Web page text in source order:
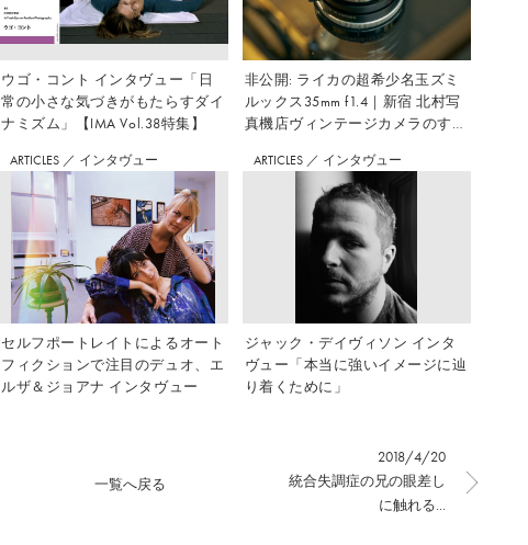
ウゴ・コント インタヴュー「日
常の小さな気づきがもたらすダイ
ナミズム」【IMA Vol.38特集】
非公開: ライカの超希少名玉ズミ
ルックス35mm f1.4｜新宿 北村写
真機店ヴィンテージカメラのすす
ARTICLES ／ インタヴュー
セルフポートレイトによるオート
フィクションで注目のデュオ、エ
ルザ＆ジョアナ インタヴュー
ARTICLES ／ インタヴュー
ジャック・デイヴィソン インタ
ヴュー「本当に強いイメージに辿
り着くために」
2018/4/20
統合失調症の兄の眼差し
に触れる...
一覧へ戻る